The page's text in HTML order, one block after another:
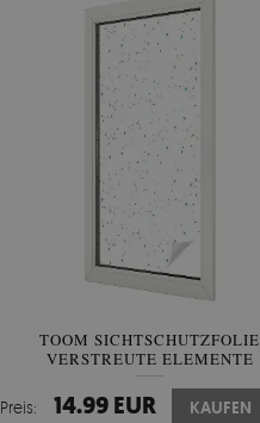
TOOM SICHTSCHUTZFOLIE
VERSTREUTE ELEMENTE
Preis: 14.99 EUR KAUFEN